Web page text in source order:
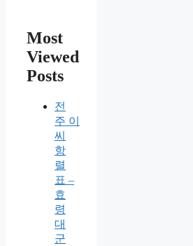
Most
Viewed
Posts
전
주 이
씨
항
렬
표 –
효
령
대
군